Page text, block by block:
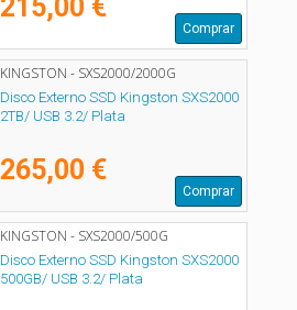
215,00 €
Comprar
KINGSTON - SXS2000/2000G
Disco Externo SSD Kingston SXS2000
2TB/ USB 3.2/ Plata
265,00 €
Comprar
KINGSTON - SXS2000/500G
Disco Externo SSD Kingston SXS2000
500GB/ USB 3.2/ Plata